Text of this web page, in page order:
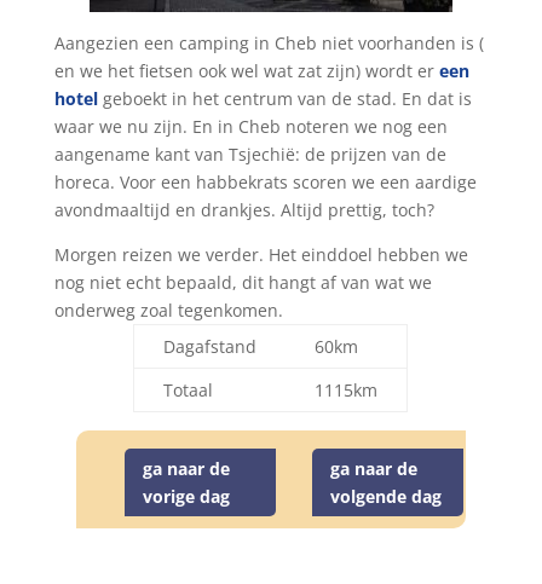
Aangezien een camping in Cheb niet voorhanden is (
en we het fietsen ook wel wat zat zijn) wordt er een
hotelgeboekt in het centrum van de stad. En dat is
waar we nu zijn. En in Cheb noteren we nog een
aangename kant van Tsjechië: de prijzen van de
horeca. Voor een habbekrats scoren we een aardige
avondmaaltijd en drankjes. Altijd prettig, toch?
Morgen reizen we verder. Het einddoel hebben we
nog niet echt bepaald, dit hangt af van wat we
onderweg zoal tegenkomen.
Dagafstand
60km
Totaal
1115km
ga naar de
vorige dag
ga naar de
volgende dag